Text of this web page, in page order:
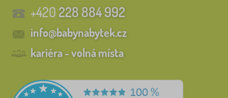
+420228 884 992
info@babynabytek.cz
kariéra - volná místa